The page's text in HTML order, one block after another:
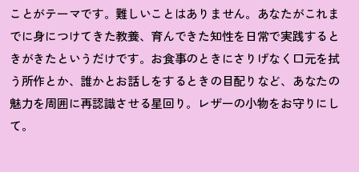
ことがテーマです。難しいことはありません。あなたがこれま
でに身につけてきた教養、育んできた知性を日常で実践すると
きがきたというだけです。お食事のときにさりげなく口元を拭
う所作とか、誰かとお話しをするときの目配りなど、あなたの
魅力を周囲に再認識させる星回り。レザーの小物をお守りにし
て。